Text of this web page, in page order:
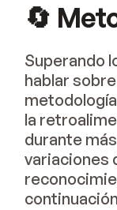
🔄
Superando
hablar
la
durante
variaciones